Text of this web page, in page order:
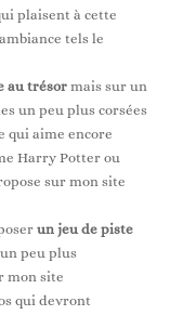
plaisent à cette
tels le
au trésormais sur un
un peu plus corsées
qui aime encore
Harry Potter ou
sur mon site
un jeu de piste
peu plus
mon site
qui devront